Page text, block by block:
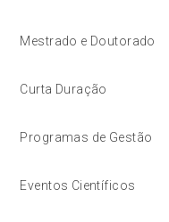
Mestrado e Doutorado
Curta Duração
Programas de Gestão
Eventos Científicos